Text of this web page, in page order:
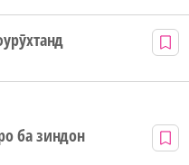
ба зиндон